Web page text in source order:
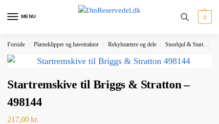
MENU 0
Forside / Plæneklipper og havetraktor / Rekylstartere og dele / Snorhjul & Startpal
Startremskive til Briggs & Stratton –
498144
217,00 kr.